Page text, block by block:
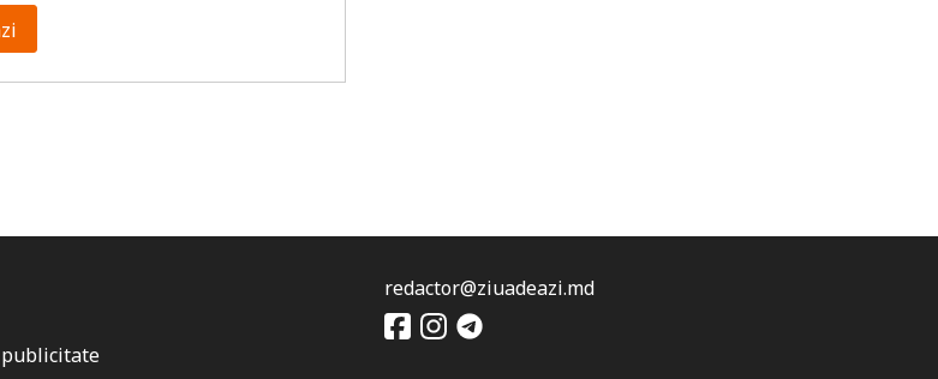
publicitate
redactor@ziuadeazi.md